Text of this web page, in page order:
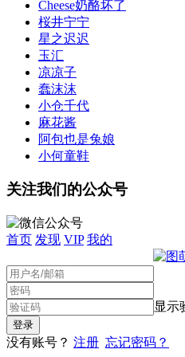
Cheese奶酪坏了
桜井宁宁
星之迟迟
玉汇
凉凉子
蠢沫沫
小仓千代
麻花酱
阿包也是兔娘
小何童鞋
关注我们的公众号
首页 发现 VIP 我的
显示
没有账号？ 注册 忘记密码？